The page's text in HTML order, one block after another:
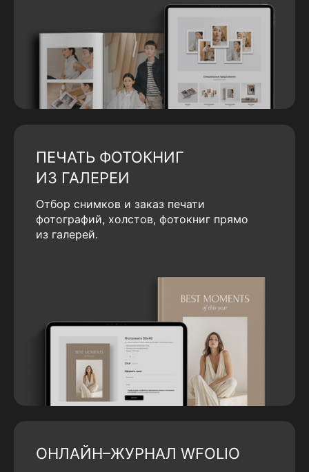
ПЕЧАТЬ ФОТОКНИГ
ИЗ ГАЛЕРЕИ
Отбор снимков и заказ печати
фотографий, холстов, фотокниг прямо
из галерей.
ОНЛАЙН–ЖУРНАЛ WFOLIO